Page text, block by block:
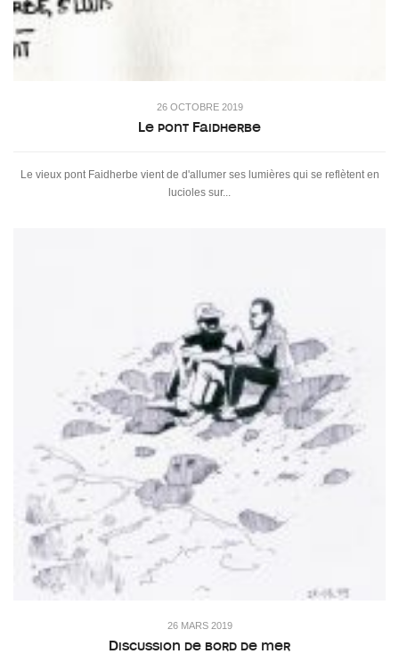
26 OCTOBRE 2019
Le pont Faidherbe
Le vieux pont Faidherbe vient de d'allumer ses lumières qui se reflètent en
lucioles sur...
26 MARS 2019
Discussion de bord de mer